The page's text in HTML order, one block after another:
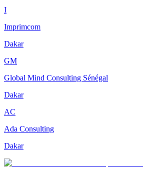
I
Imprimcom
Dakar
GM
Global Mind Consulting Sénégal
Dakar
AC
Ada Consulting
Dakar